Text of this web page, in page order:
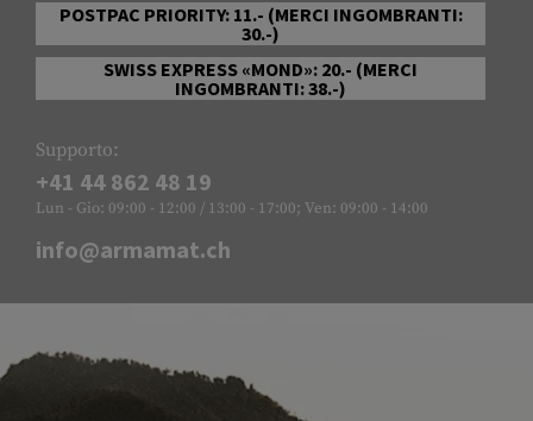
POSTPAC PRIORITY: 11.- (MERCI INGOMBRANTI:
30.-)
SWISS EXPRESS «MOND»: 20.- (MERCI
INGOMBRANTI: 38.-)
Supporto:
+41 44 862 48 19
Lun - Gio: 09:00 - 12:00 / 13:00 - 17:00; Ven: 09:00 - 14:00
info@armamat.ch